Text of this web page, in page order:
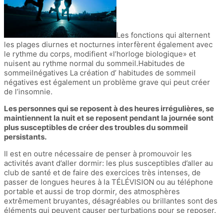
Les fonctions qui alternent
les plages diurnes et nocturnes interfèrent également avec
le rythme du corps, modifient «l’horloge biologique» et
nuisent au rythme normal du sommeil.Habitudes de
sommeilnégatives La création d’ habitudes de sommeil
négatives est également un problème grave qui peut créer
de l’insomnie.
Les personnes qui se reposent à des heures irrégulières, se
maintiennent la nuit et se reposent pendant la journée sont
plus susceptibles de créer des troubles du sommeil
persistants.
Il est en outre nécessaire de penser à promouvoir les
activités avant d’aller dormir: les plus susceptibles d’aller au
club de santé et de faire des exercices très intenses, de
passer de longues heures à la TÉLÉVISION ou au téléphone
portable et aussi de trop dormir, des atmosphères
extrêmement bruyantes, désagréables ou brillantes sont des
éléments qui peuvent causer perturbations pour se reposer.